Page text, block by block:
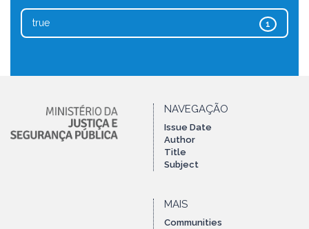
1
true
NAVEGAÇÃO
Issue Date
Author
Title
Subject
MAIS
Communities